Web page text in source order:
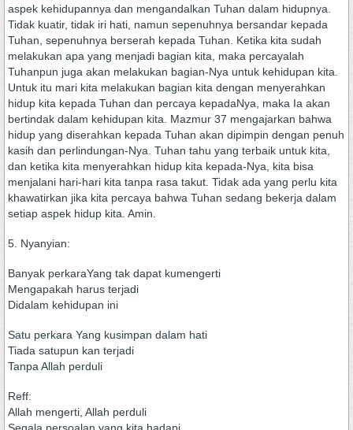
aspek kehidupannya dan mengandalkan Tuhan dalam hidupnya.
Tidak kuatir, tidak iri hati, namun sepenuhnya bersandar kepada
Tuhan, sepenuhnya berserah kepada Tuhan. Ketika kita sudah
melakukan apa yang menjadi bagian kita, maka percayalah
Tuhanpun juga akan melakukan bagian-Nya untuk kehidupan kita.
Untuk itu mari kita melakukan bagian kita dengan menyerahkan
hidup kita kepada Tuhan dan percaya kepadaNya, maka Ia akan
bertindak dalam kehidupan kita. Mazmur 37 mengajarkan bahwa
hidup yang diserahkan kepada Tuhan akan dipimpin dengan penuh
kasih dan perlindungan-Nya. Tuhan tahu yang terbaik untuk kita,
dan ketika kita menyerahkan hidup kita kepada-Nya, kita bisa
menjalani hari-hari kita tanpa rasa takut. Tidak ada yang perlu kita
khawatirkan jika kita percaya bahwa Tuhan sedang bekerja dalam
setiap aspek hidup kita. Amin.
5. Nyanyian:
Banyak perkaraYang tak dapat kumengerti
Mengapakah harus terjadi
Didalam kehidupan ini
Satu perkara Yang kusimpan dalam hati
Tiada satupun kan terjadi
Tanpa Allah perduli
Reff:
Allah mengerti, Allah perduli